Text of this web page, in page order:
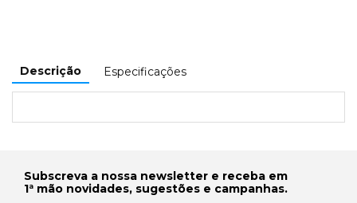
Descrição Especificações
Subscreva a nossa newsletter e receba em
1ª mão novidades, sugestões e campanhas.